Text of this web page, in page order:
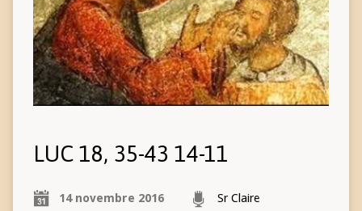
LUC 18, 35-43 14-11
14 novembre 2016 Sr Claire